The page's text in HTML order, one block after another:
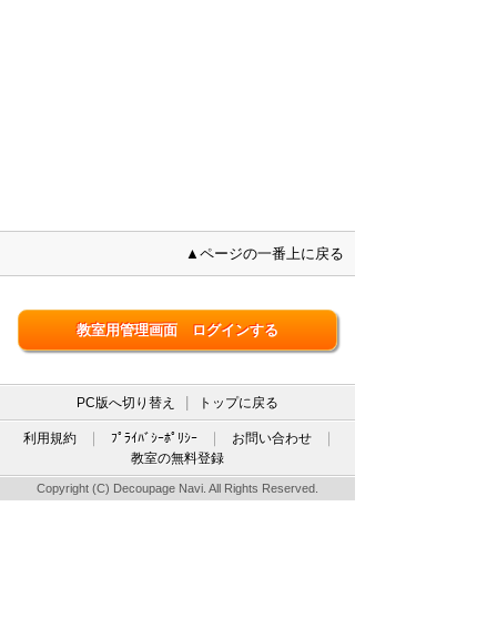
▲ページの一番上に戻る
教室用管理画面 ログインする
PC版へ切り替え トップに戻る
利用規約 ﾌﾟﾗｲﾊﾞｼｰﾎﾟﾘｼｰ お問い合わせ
教室の無料登録
Copyright (C) Decoupage Navi. All Rights Reserved.